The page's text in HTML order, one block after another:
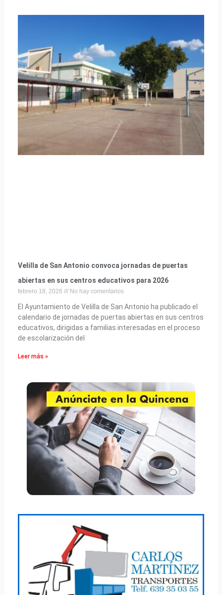
Velilla de San Antonio convoca jornadas de puertas
abiertas en sus centros educativos para 2026
febrero 18, 2026 No hay comentarios
El Ayuntamiento de Velilla de San Antonio ha publicado el
calendario de jornadas de puertas abiertas en sus centros
educativos, dirigidas a familias interesadas en el proceso
de escolarización del
Leer más »